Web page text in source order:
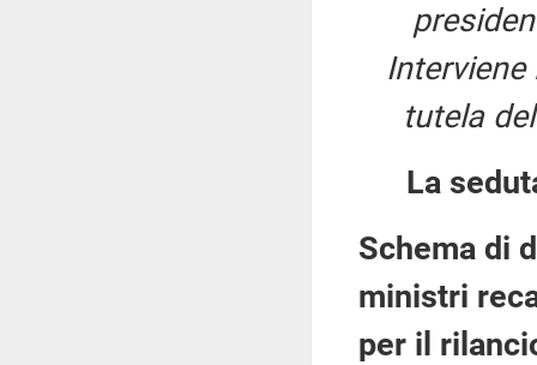
tutela
La
Schema di
ministri
per il